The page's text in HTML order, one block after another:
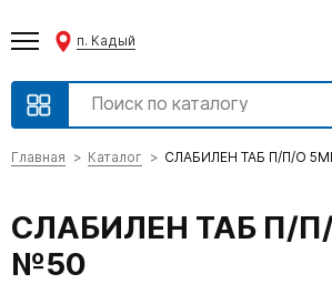
п. Кадый
Главная Каталог СЛАБИЛЕН ТАБ П/П/О
СЛАБИЛЕН ТАБ П/
№50